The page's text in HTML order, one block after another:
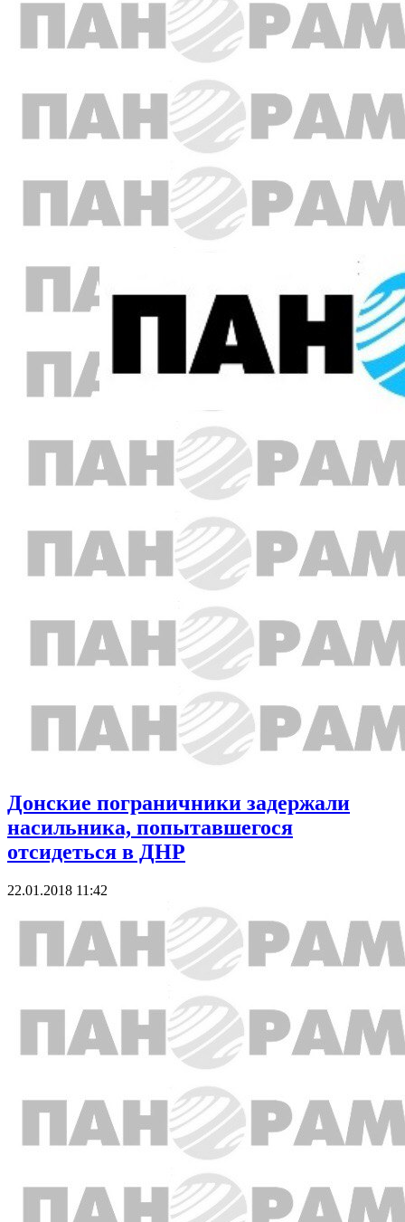
Донские пограничники задержали
насильника, попытавшегося
отсидеться в ДНР
22.01.2018 11:42